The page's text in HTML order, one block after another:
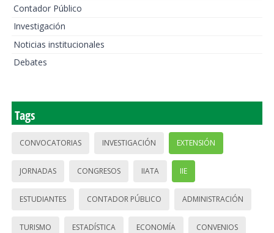
Contador Público
Investigación
Noticias institucionales
Debates
Tags
CONVOCATORIAS INVESTIGACIÓN EXTENSIÓN
JORNADAS CONGRESOS IIATA IIE
ESTUDIANTES CONTADOR PÚBLICO ADMINISTRACIÓN
TURISMO ESTADÍSTICA ECONOMÍA CONVENIOS